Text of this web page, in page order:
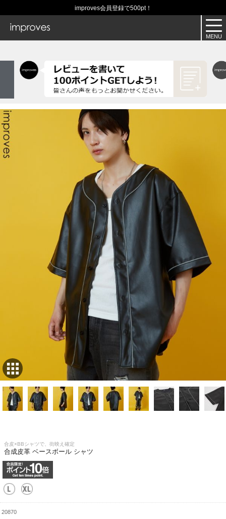
improves会員登録で500pt！
合皮×BBシャツで、街映え確定
合成皮革 ベースボール シャツ
20870